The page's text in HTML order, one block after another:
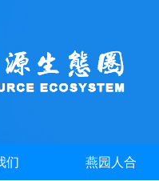
们 燕园人合